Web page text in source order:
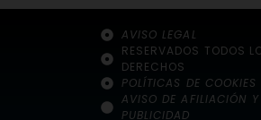
AVISO LEGAL
RESERVADOS TODOS
DERECHOS
POLÍTICAS DE COOKIES
AVISO DE AFILIACIÓN
PUBLICIDAD